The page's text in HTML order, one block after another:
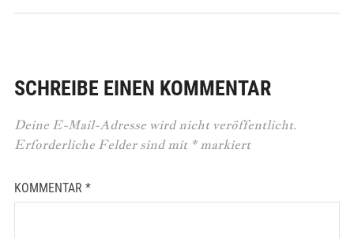
SCHREIBE EINEN KOMMENTAR
Deine E-Mail-Adresse wird nicht veröffentlicht.
Erforderliche Felder sind mit *markiert
KOMMENTAR *